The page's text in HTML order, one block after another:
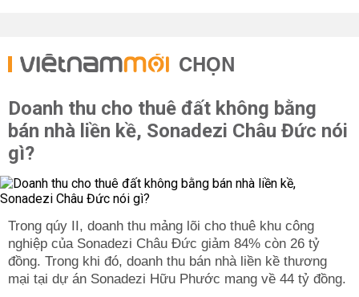
CHỌN
Doanh thu cho thuê đất không bằng
bán nhà liền kề, Sonadezi Châu Đức nói
gì?
Trong qúy II, doanh thu mảng lõi cho thuê khu công
nghiệp của Sonadezi Châu Đức giảm 84% còn 26 tỷ
đồng. Trong khi đó, doanh thu bán nhà liền kề thương
mại tại dự án Sonadezi Hữu Phước mang về 44 tỷ đồng.